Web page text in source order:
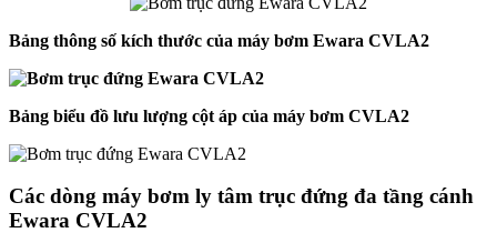
Bảng thông số kích thước của máy bơm Ewara CVLA2
Bảng biểu đồ lưu lượng cột áp của máy bơm CVLA2
Các dòng máy bơm ly tâm trục đứng đa tầng cánh
Ewara CVLA2